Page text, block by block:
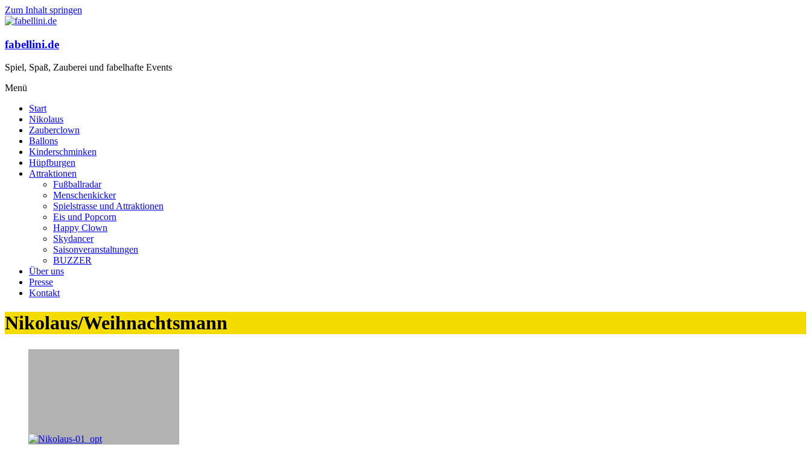
Zum Inhalt springen
fabellini.de
Spiel, Spaß, Zauberei und fabelhafte Events
Menü
Start
Nikolaus
Zauberclown
Ballons
Kinderschminken
Hüpfburgen
Attraktionen
Fußballradar
Menschenkicker
Spielstrasse und Attraktionen
Eis und Popcorn
Happy Clown
Skydancer
Saisonveranstaltungen
BUZZER
Über uns
Presse
Kontakt
Nikolaus/Weihnachtsmann